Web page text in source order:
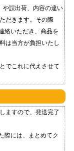
や誤出荷、内容の違い
だきます。 その際
絡いただき、商品を
は当方が負担いたし
でこれに代えさせて
ますので、発送完了
際には、まとめてク